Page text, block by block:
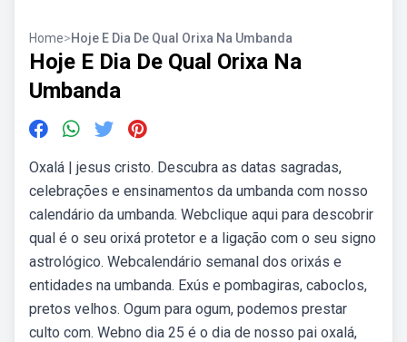
Home>Hoje E Dia De Qual Orixa Na Umbanda
Hoje E Dia De Qual Orixa Na
Umbanda
Oxalá | jesus cristo. Descubra as datas sagradas,
celebrações e ensinamentos da umbanda com nosso
calendário da umbanda. Webclique aqui para descobrir
qual é o seu orixá protetor e a ligação com o seu signo
astrológico. Webcalendário semanal dos orixás e
entidades na umbanda. Exús e pombagiras, caboclos,
pretos velhos. Ogum para ogum, podemos prestar
culto com. Webno dia 25 é o dia de nosso pai oxalá,